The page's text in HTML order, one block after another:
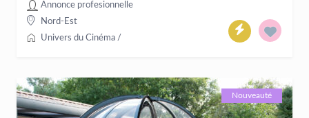
Annonce profesionnelle
Nord-Est
Univers du Cinéma /
Nouveauté